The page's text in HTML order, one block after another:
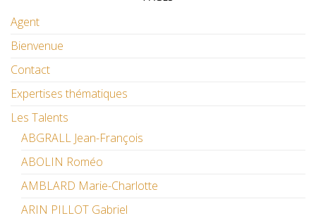
Agent
Bienvenue
Contact
Expertises thématiques
Les Talents
ABGRALL Jean-François
ABOLIN Roméo
AMBLARD Marie-Charlotte
ARIN PILLOT Gabriel